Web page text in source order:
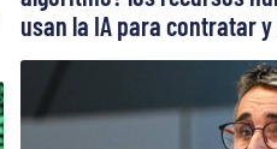
usan la IA para contratar